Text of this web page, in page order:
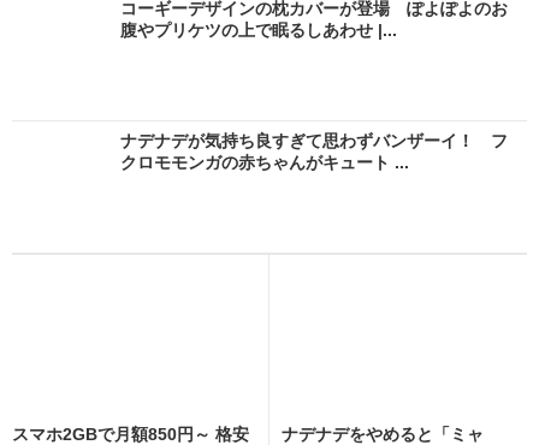
コーギーデザインの枕カバーが登場 ぽよぽよのお
腹やプリケツの上で眠るしあわせ |...
ナデナデが気持ち良すぎて思わずバンザーイ！ フ
クロモモンガの赤ちゃんがキュート ...
スマホ2GBで月額850円～ 格安
ナデナデをやめると「ミャ